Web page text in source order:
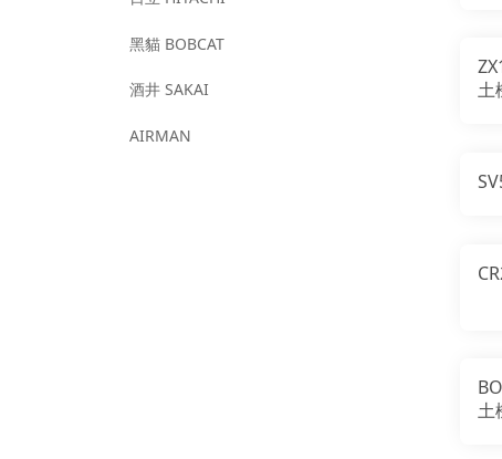
土
土
黑貓 BOBCAT
酒井 SAKAI
AIRMAN